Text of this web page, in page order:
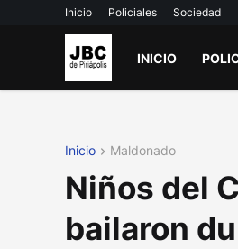
Inicio Policiales Sociedad
INICIO
Inicio Maldonado
Niños del
bailaron